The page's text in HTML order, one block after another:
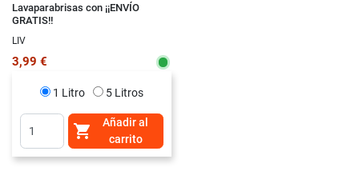
Lavaparabrisas con ¡¡ENVÍO
GRATIS!!
LIV
3,99 €
1 Litro 5 Litros

Añadir al
carrito